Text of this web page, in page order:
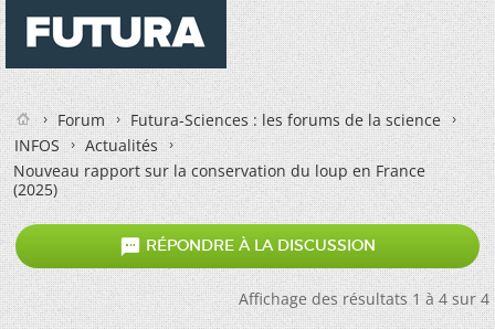
Forum
Futura-Sciences : les forums de la science
INFOS
Actualités
Nouveau rapport sur la conservation du loup en France
(2025)
 RÉPONDRE À LA DISCUSSION
Affichage des résultats 1 à 4 sur 4